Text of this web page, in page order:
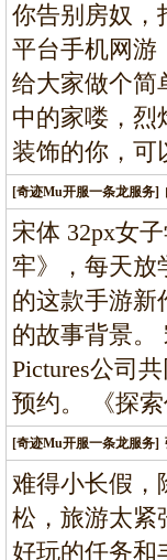
你告别房奴，
平台手机网游
给大家做个简
中的家喽，烈
装饰的你，可
[奇迹Mu开服一条龙服务]
宋体 32px女
牢》，每天放
的这款手游
的故事背景。
Pictures公司
预约。 《探
[奇迹Mu开服一条龙服务]
难得小长假，
松，旅游太紧
好玩的任务和